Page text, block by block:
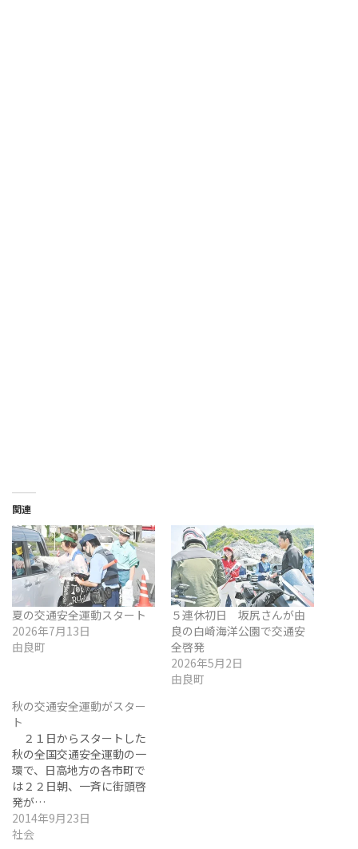
関連
夏の交通安全運動スタート
2026年7月13日
由良町
５連休初日 坂尻さんが由
良の白崎海洋公園で交通安
全啓発
2026年5月2日
由良町
秋の交通安全運動がスター
ト
２１日からスタートした
秋の全国交通安全運動の一
環で、日高地方の各市町で
は２２日朝、一斉に街頭啓
発が…
2014年9月23日
社会